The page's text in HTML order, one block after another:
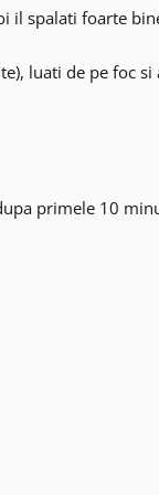
il spalati foarte
luati de pe foc
primele 10